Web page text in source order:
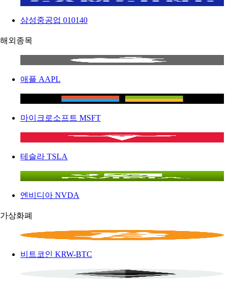
삼성중공업 010140
해외종목
애플 AAPL
마이크로소프트 MSFT
테슬라 TSLA
엔비디아 NVDA
가상화폐
비트코인 KRW-BTC